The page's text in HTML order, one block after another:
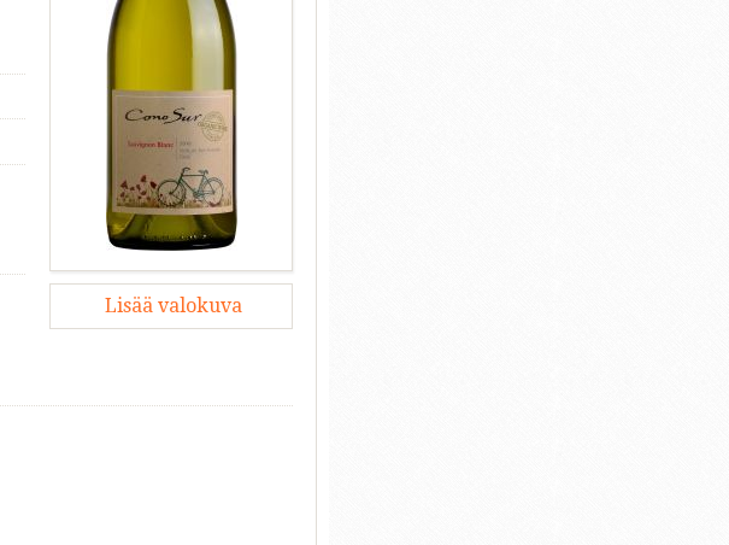
Lisää valokuva